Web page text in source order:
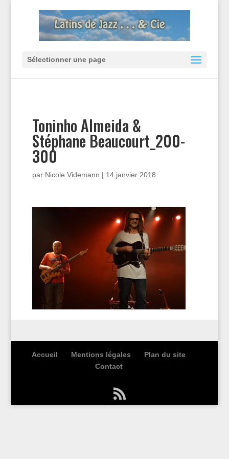
Sélectionner une page
Toninho Almeida &
Stéphane Beaucourt_200-
300
par Nicole Videmann | 14 janvier 2018
Accueil Mentions légales
Plan du site
Contact